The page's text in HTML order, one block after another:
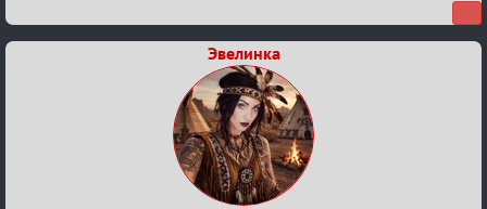
Эвелинка